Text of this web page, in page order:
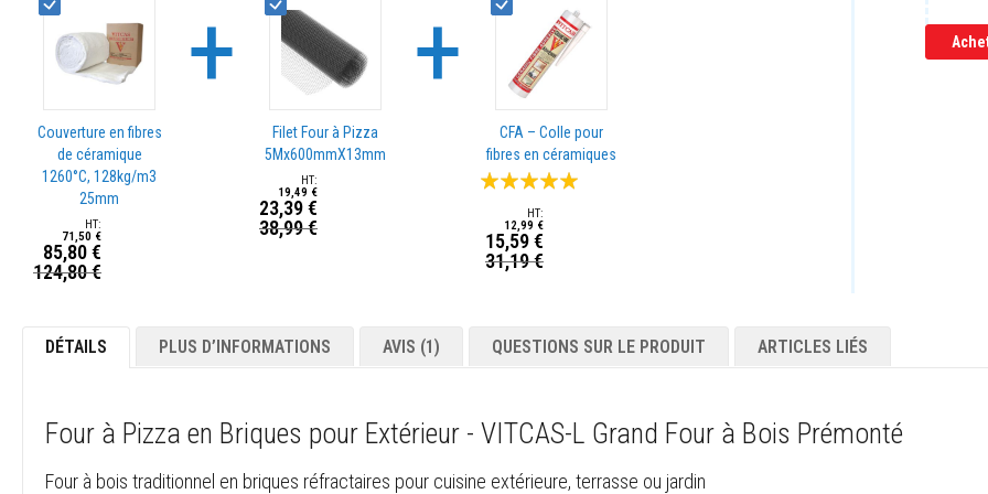
Plastiques
modelables
réparation
chaleur
Briques
réfractaires
réfractaires
remplacement
Couverture en fibres
de céramique
1260°C, 128kg/m3
25mm
Prix
85,80 €
71,50 €
124,80 €
+
Filet Four à Pizza
5Mx600mmX13mm
Prix
23,39 €
19,49 €
38,99 €
+
CFA – Colle pour
fibres en céramiques
Évaluation:
Prix
15,59 €
12,99 €
31,19 €
DÉTAILS
Four à Pizza en Briques pour Extérieur - VITCAS-L Grand Four à Bois Prémonté
Four à bois traditionnel en briques réfractaires pour cuisine extérieure, terrasse ou jardin
PLUS D’INFORMATIONS AVIS 1 QUESTIONS SUR LE PRODUIT ARTICLES LIÉS